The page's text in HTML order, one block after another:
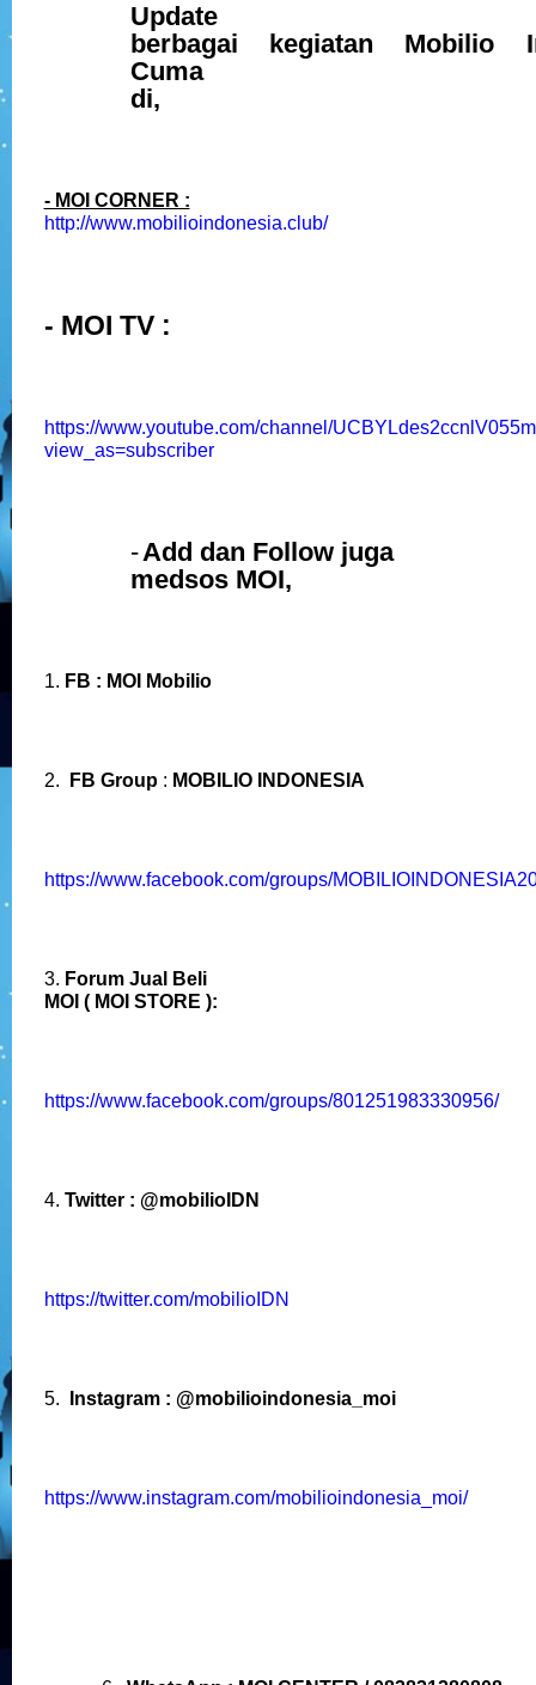
Update
berbagai kegiatan Mobilio
Cuma
di,
- MOI CORNER :
http://www.mobilioindonesia.club/
- MOI TV :
https://www.youtube.com/channel/
view_as=subscriber
-Add dan Follow juga
medsos MOI,
1. FB : MOI Mobilio
2. FB Group: MOBILIO INDONESIA
https://www.facebook.com/groups/
3. Forum Jual Beli
MOI ( MOI STORE ):
https://www.facebook.com/groups/801251983330956/
4. Twitter : @mobilioIDN
https://twitter.com/mobilioIDN
5. Instagram : @mobilioindonesia_moi
https://www.instagram.com/mobilioindonesia_moi/